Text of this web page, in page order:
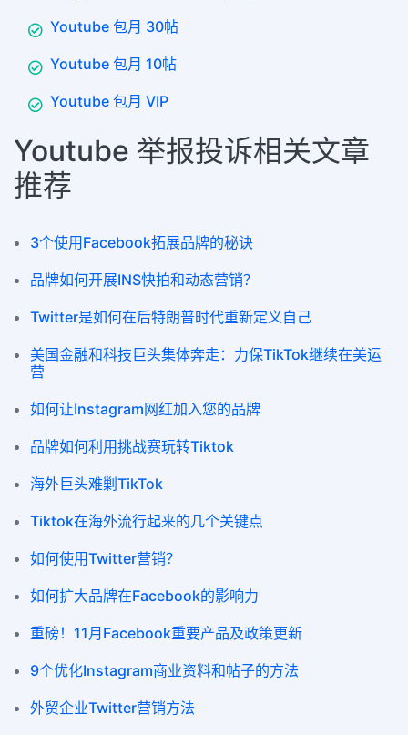
Youtube 包月 30帖
Youtube 包月 10帖
Youtube 包月 VIP
Youtube 举报投诉相关文章
推荐
3个使用Facebook拓展品牌的秘诀
品牌如何开展INS快拍和动态营销？
Twitter是如何在后特朗普时代重新定义自己
美国金融和科技巨头集体奔走：力保TikTok继续在美运
营
如何让Instagram网红加入您的品牌
品牌如何利用挑战赛玩转Tiktok
海外巨头难剿TikTok
Tiktok在海外流行起来的几个关键点
如何使用Twitter营销？
如何扩大品牌在Facebook的影响力
重磅！11月Facebook重要产品及政策更新
9个优化Instagram商业资料和帖子的方法
外贸企业Twitter营销方法